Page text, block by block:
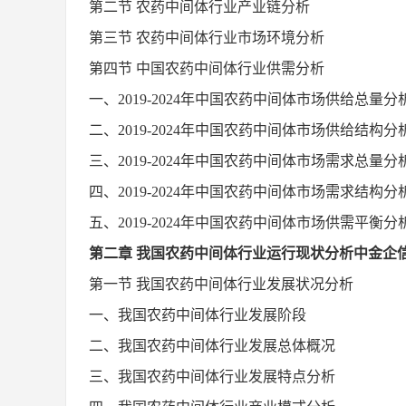
第二节 农药中间体行业产业链分析
第三节 农药中间体行业市场环境分析
第四节 中国农药中间体行业供需分析
一、 2019-2024年中国农药中间体市场供给总量分
二、 2019-2024年中国农药中间体市场供给结构分
三、 2019-2024年中国农药中间体市场需求总量分
四、 2019-2024年中国农药中间体市场需求结构分
五、 2019-2024年中国农药中间体市场供需平衡分
第二章 我国农药中间体行业运行现状分析中金企
第一节 我国农药中间体行业发展状况分析
一、我国农药中间体行业发展阶段
二、我国农药中间体行业发展总体概况
三、我国农药中间体行业发展特点分析